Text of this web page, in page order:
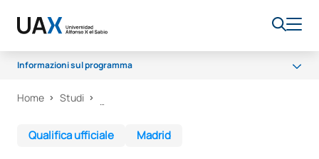
Informazioni sul programma
Programma
Home Studi
Qualifica ufficiale Madrid